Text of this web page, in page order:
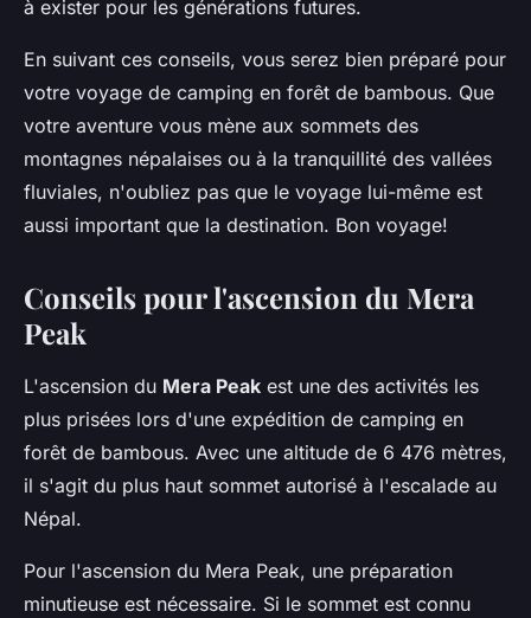
à exister pour les générations futures.
En suivant ces conseils, vous serez bien préparé pour
votre voyage de camping en forêt de bambous. Que
votre aventure vous mène aux sommets des
montagnes népalaises ou à la tranquillité des vallées
fluviales, n'oubliez pas que le voyage lui-même est
aussi important que la destination. Bon voyage!
Conseils pour l'ascension du Mera
Peak
L'ascension du Mera Peak est une des activités les
plus prisées lors d'une expédition de camping en
forêt de bambous. Avec une altitude de 6 476 mètres,
il s'agit du plus haut sommet autorisé à l'escalade au
Népal.
Pour l'ascension du Mera Peak, une préparation
minutieuse est nécessaire. Si le sommet est connu